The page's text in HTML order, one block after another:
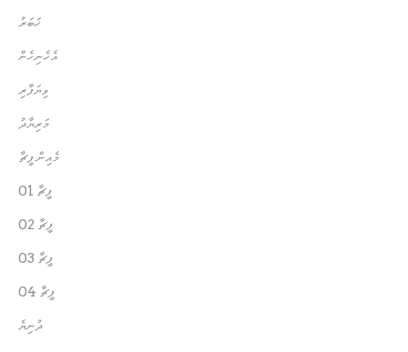
ޚަބަރު
އެހެނިހެން
ވިޔަފާރި
މަރިޔާދު
މެއިން ފީޗާ
ފީޗާ 01
ފީޗާ 02
ފީޗާ 03
ފީޗާ 04
ދުނިޔެ